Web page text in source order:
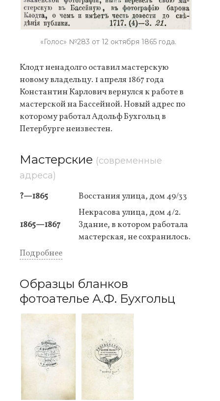
«Голос» №283 от 12 октября 1865 года.
Клодт ненадолго оставил мастерскую
новому владельцу. 1 апреля 1867 года
Константин Карлович вернулся к работе в
мастерской на Бассейной. Новый адрес по
которому работал Адольф Бухгольц в
Петербурге неизвестен.
Мастерские (современные
адреса)
?—1865 Восстания улица, дом 49/33
1865—1867
Некрасова улица, дом 4/2.
Здание, в котором работала
мастерская, не сохранилось.
Подробнее
Образцы бланков
фотоателье А.Ф. Бухгольц